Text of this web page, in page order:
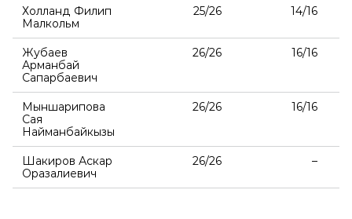
Холланд Филип
Малкольм
25/26 14/16
Жубаев
Арманбай
Сапарбаевич
26/26 16/16
Мыншарипова
Сая
Найманбайкызы
26/26 16/16
Шакиров Аскар
Оразалиевич
26/26 –